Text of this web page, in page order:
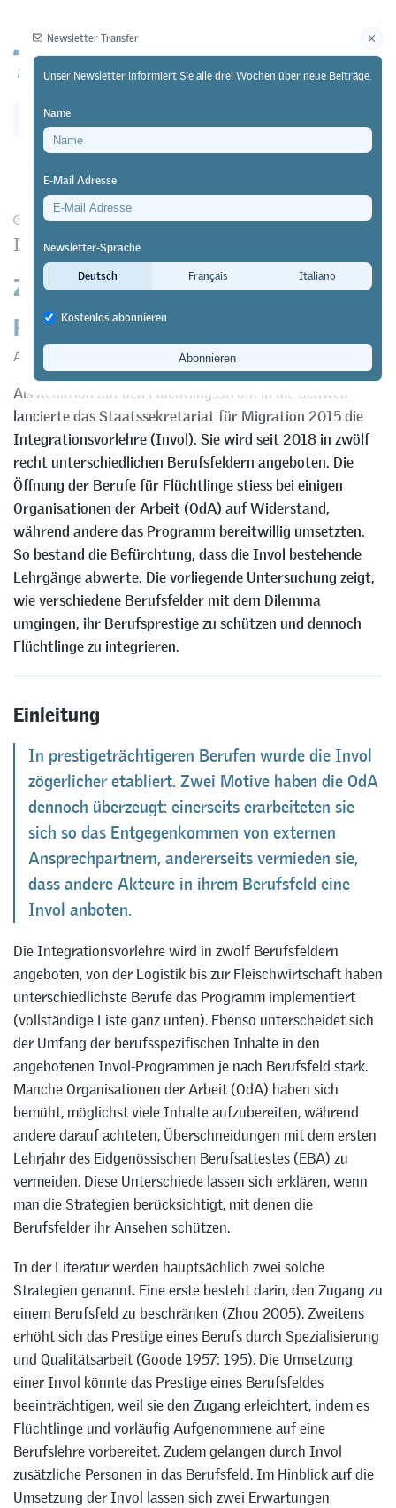
01/09/20 Forschung https://doi.org/10.64829/993
Integrationsvorlehre (INVOL)
Zwischen Integrationspflicht und
Prestigepflege
Annatina Aerne
Als Reaktion auf den Flüchtlingsstrom in die Schweiz
lancierte das Staatssekretariat für Migration 2015 die
Integrationsvorlehre (Invol). Sie wird seit 2018 in zwölf
recht unterschiedlichen Berufsfeldern angeboten. Die
Öffnung der Berufe für Flüchtlinge stiess bei einigen
Organisationen der Arbeit (OdA) auf Widerstand,
während andere das Programm bereitwillig umsetzten.
So bestand die Befürchtung, dass die Invol bestehende
Lehrgänge abwerte. Die vorliegende Untersuchung zeigt,
wie verschiedene Berufsfelder mit dem Dilemma
umgingen, ihr Berufsprestige zu schützen und dennoch
Flüchtlinge zu integrieren.
Einleitung
In prestigeträchtigeren Berufen wurde die Invol
zögerlicher etabliert. Zwei Motive haben die OdA
dennoch überzeugt: einerseits erarbeiteten sie
sich so das Entgegenkommen von externen
Ansprechpartnern, andererseits vermieden sie,
dass andere Akteure in ihrem Berufsfeld eine
Invol anboten.
Die Integrationsvorlehre wird in zwölf Berufsfeldern
angeboten, von der Logistik bis zur Fleischwirtschaft haben
unterschiedlichste Berufe das Programm implementiert
(vollständige Liste ganz unten). Ebenso unterscheidet sich
der Umfang der berufsspezifischen Inhalte in den
angebotenen Invol-Programmen je nach Berufsfeld stark.
Manche Organisationen der Arbeit (OdA) haben sich
bemüht, möglichst viele Inhalte aufzubereiten, während
andere darauf achteten, Überschneidungen mit dem ersten
Lehrjahr des Eidgenössischen Berufsattestes (EBA) zu
vermeiden. Diese Unterschiede lassen sich erklären, wenn
man die Strategien berücksichtigt, mit denen die
Berufsfelder ihr Ansehen schützen.
In der Literatur werden hauptsächlich zwei solche
Strategien genannt. Eine erste besteht darin, den Zugang zu
einem Berufsfeld zu beschränken (Zhou 2005). Zweitens
erhöht sich das Prestige eines Berufs durch Spezialisierung
und Qualitätsarbeit (Goode 1957: 195). Die Umsetzung
einer Invol könnte das Prestige eines Berufsfeldes
beeinträchtigen, weil sie den Zugang erleichtert, indem es
Flüchtlinge und vorläufig Aufgenommene auf eine
Berufslehre vorbereitet. Zudem gelangen durch Invol
zusätzliche Personen in das Berufsfeld. Im Hinblick auf die
Umsetzung der Invol lassen sich zwei Erwartungen
Newsletter Transfer
Unser Newsletter informiert Sie alle drei Wochen über neue Beiträge.
Name
E-Mail Adresse
Newsletter-Sprache
Deutsch
Français Italiano
Kostenlos abonnieren